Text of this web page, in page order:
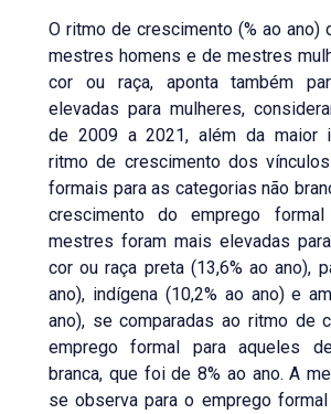
O ritmo de crescimento (% ao ano)
mestres homens e de mestres
cor ou raça, aponta também
elevadas para mulheres,
de 2009 a 2021, além da maior
ritmo de crescimento dos
formais para as categorias não
crescimento do emprego formal
mestres foram mais elevadas
cor ou raça preta (13,6% ao ano),
ano), indígena (10,2% ao ano) e
ano), se comparadas ao ritmo de
emprego formal para aqueles
branca, que foi de 8% ao ano. A
se observa para o emprego formal